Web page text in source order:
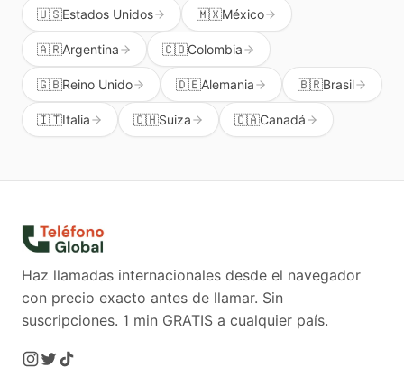
🇺🇸Estados Unidos 🇲🇽México
🇦🇷Argentina 🇨🇴Colombia
🇬🇧Reino Unido 🇩🇪Alemania 🇧🇷Brasil
🇮🇹Italia 🇨🇭Suiza 🇨🇦Canadá
Haz llamadas internacionales desde el navegador
con precio exacto antes de llamar. Sin
suscripciones. 1 min GRATIS a cualquier país.